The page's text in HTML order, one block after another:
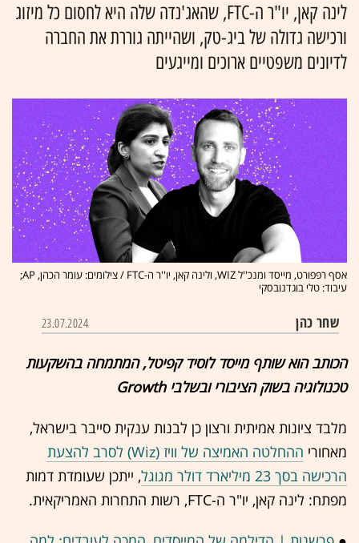
לינה קאן, יו"ר ה-FTC, שהאג'נדה שלה היא לחסום כל מיזוג
ורכישה גדולה של ביג-טק, ושהייתה גוררת את החברה
לדיונים משפטיים ארוכים ומייגעים
אסף רפפורט, מייסד ומנכ''ל WIZ, ולינה קאן, יו''ר ה-FTC / צילומים: עומר הכהן, AP;
עיבוד: טלי בוגדנובסקי
שחר כהן 23.07.2024
הכותב הוא שותף מייסד לוסיד קפיטל, המתמחה בהשקעות
טכנולוגיה בשוק הציבורי ובשלבי Growth
מלבד ציונות אמיתית ורצון כן לבנות ענקית סייבר בישראל,
מאחורי
ההחלטה האמיצה של וויז (Wiz) לסרב להצעת
הרכישה בסך 23 מיליארד דולר מגוגל
, ייתכן שעומדת דמות
מפתח: לינה קאן, יו"ר ה-FTC, רשות התחרות האמריקאית.